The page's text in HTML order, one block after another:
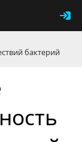
бактерий